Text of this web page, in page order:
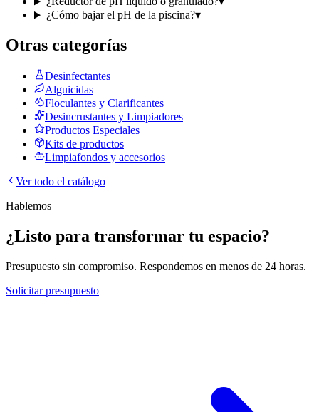
¿Cómo bajar el pH de la piscina?▾
Otras categorías
Desinfectantes
Alguicidas
Floculantes y Clarificantes
Desincrustantes y Limpiadores
Productos Especiales
Kits de productos
Limpiafondos y accesorios
Ver todo el catálogo
Hablemos
¿Listo para transformar tu espacio?
Presupuesto sin compromiso. Respondemos en menos de 24 horas.
Solicitar presupuesto